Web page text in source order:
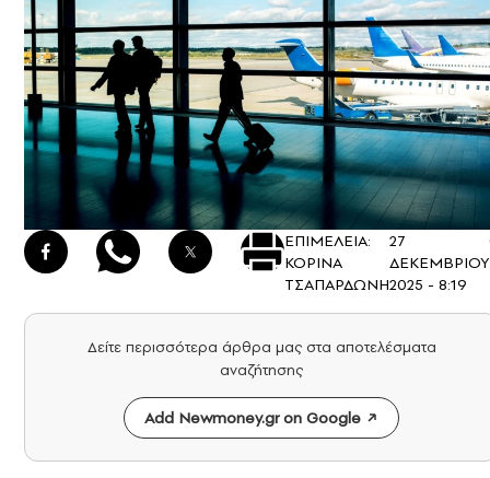
ΕΠΙΜΕΛΕΙΑ:
ΚΟΡΙΝΑ
ΤΣΑΠΑΡΔΩΝΗ
27
ΔΕΚΕΜΒΡΙΟΥ
2025 - 8:19
Δείτε περισσότερα άρθρα μας στα αποτελέσματα
αναζήτησης
Add Newmoney.gr on Google